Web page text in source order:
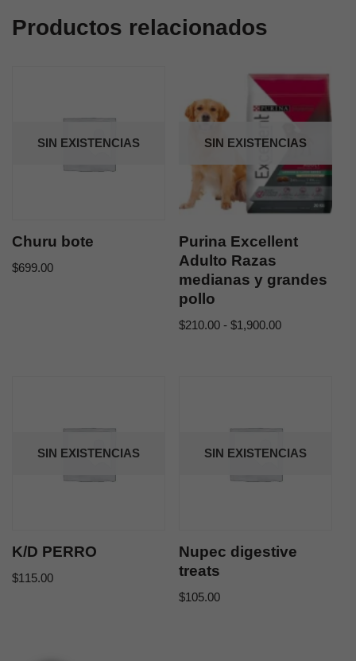
Productos relacionados
SIN EXISTENCIAS
Churu bote
$699.00
SIN EXISTENCIAS
Purina Excellent
Adulto Razas
medianas y grandes
pollo
$210.00 - $1,900.00
SIN EXISTENCIAS
K/D PERRO
$115.00
SIN EXISTENCIAS
Nupec digestive
treats
$105.00